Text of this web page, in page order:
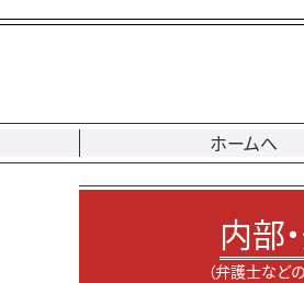
ホームへ
内部
（弁護士など